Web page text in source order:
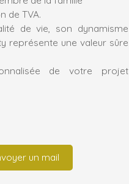
de TVA.
de vie, son dynamisme
représente une valeur sûre
de votre projet
un mail